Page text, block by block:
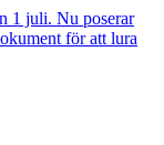
1 juli. Nu poserar
för att lura